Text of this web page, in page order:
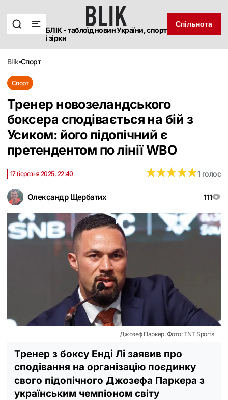
БЛІК - таблоїд новин України, спорт
і зірки
Спільнота
blik спорт
Спорт
Тренер новозеландського
боксера сподівається на бій з
Усиком: його підопічний є
претендентом по лінії WBO
Олександр Щербатих 111
17 березня 2025, 22:40 ★★★★★
★★★★★1 голос
Джозеф Паркер. Фото: TNT Sports
Тренер з боксу Енді Лі заявив про
сподівання на організацію поєдинку
свого підопічного Джозефа Паркера з
українським чемпіоном світу